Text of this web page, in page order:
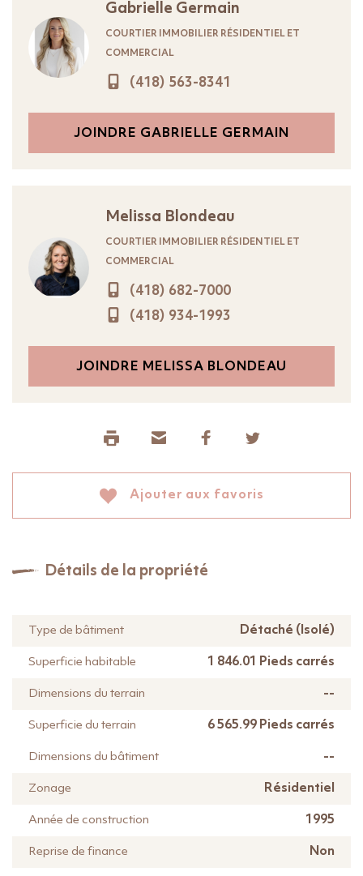
Gabrielle Germain
COURTIER IMMOBILIER RÉSIDENTIEL ET
COMMERCIAL
(418) 563-8341
JOINDRE GABRIELLE GERMAIN
Melissa Blondeau
COURTIER IMMOBILIER RÉSIDENTIEL ET
COMMERCIAL
(418) 682-7000
(418) 934-1993
JOINDRE MELISSA BLONDEAU
Ajouter aux favoris
Détails de la propriété
Type de bâtiment Détaché (Isolé)
Superficie habitable 1 846.01 Pieds carrés
Dimensions du terrain --
Superficie du terrain 6 565.99 Pieds carrés
Dimensions du bâtiment --
Zonage Résidentiel
Année de construction 1995
Reprise de finance Non